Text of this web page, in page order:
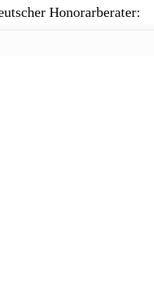
Honorarberater: